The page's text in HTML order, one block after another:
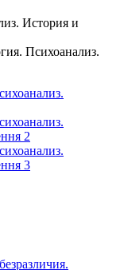
История и
Психоанализ.